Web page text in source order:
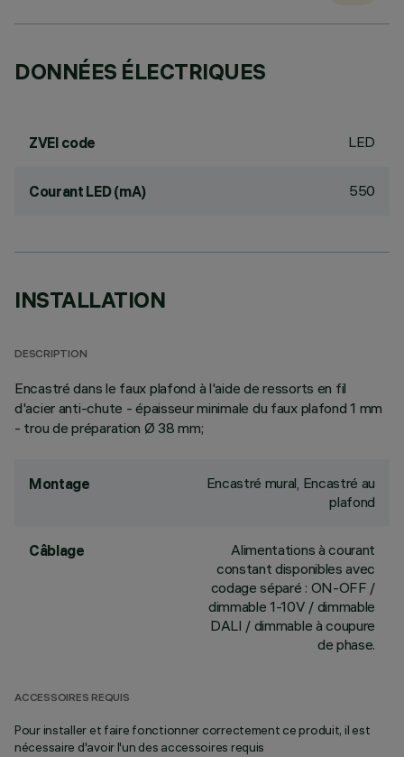
DONNÉES ÉLECTRIQUES
ZVEI code LED
Courant LED (mA) 550
INSTALLATION
DESCRIPTION
Encastré dans le faux plafond à l'aide de ressorts en fil
d'acier anti-chute - épaisseur minimale du faux plafond 1 mm
- trou de préparation Ø 38 mm;
Montage
Encastré mural, Encastré au
plafond
Câblage
Alimentations à courant
constant disponibles avec
codage séparé : ON-OFF /
dimmable 1-10V / dimmable
DALI / dimmable à coupure
de phase.
ACCESSOIRES REQUIS
Pour installer et faire fonctionner correctement ce produit, il est
nécessaire d'avoir l'un des accessoires requis